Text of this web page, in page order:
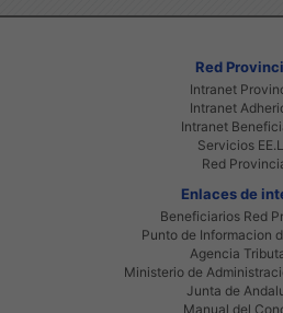
Red
Intranet
Intranet
Intranet
Servicios
Red
Enlaces de
Beneficiarios Red
Punto de Informacion
Agencia
Ministerio de
Junta de
Manual del